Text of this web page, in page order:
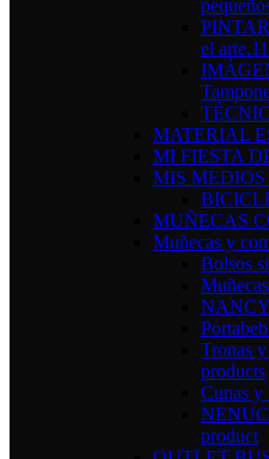
el arte.
MATERIAL
MI FIESTA
MIS
MUÑECAS
Muñecas y
Bolsos
Tronas
products
Cunas y
product